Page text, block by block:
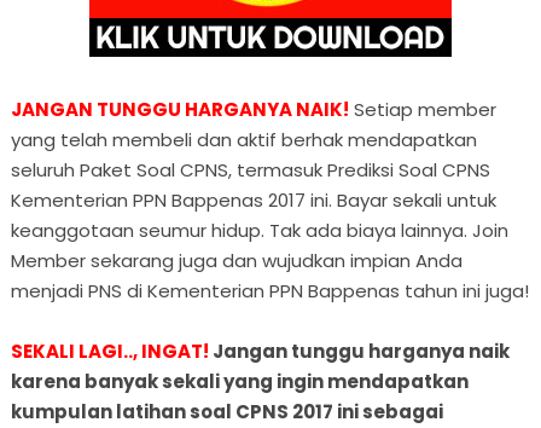
JANGAN TUNGGU HARGANYA NAIK! Setiap member
yang telah membeli dan aktif berhak mendapatkan
seluruh Paket Soal CPNS, termasuk Prediksi Soal CPNS
Kementerian PPN Bappenas 2017 ini. Bayar sekali untuk
keanggotaan seumur hidup. Tak ada biaya lainnya. Join
Member sekarang juga dan wujudkan impian Anda
menjadi PNS di Kementerian PPN Bappenas tahun ini juga!
SEKALI LAGI.., INGAT! Jangan tunggu harganya naik
karena banyak sekali yang ingin mendapatkan
kumpulan latihan soal CPNS 2017 ini sebagai